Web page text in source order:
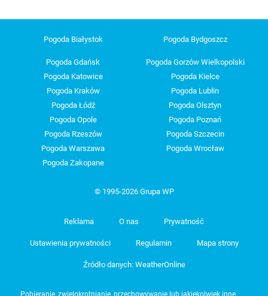
Pogoda Białystok Pogoda Bydgoszcz
Pogoda Gdańsk
Pogoda Gorzów Wielkopolski
Pogoda Katowice
Pogoda Kielce
Pogoda Kraków
Pogoda Lublin
Pogoda Łódź
Pogoda Olsztyn
Pogoda Opole
Pogoda Poznań
Pogoda Rzeszów
Pogoda Szczecin
Pogoda Warszawa
Pogoda Wrocław
Pogoda Zakopane
© 1995-2026 Grupa WP
Reklama O nas Prywatność
Ustawienia prywatności Regulamin Mapa strony
Źródło danych: WeatherOnline
Pobieranie, zwielokrotnianie, przechowywanie lub jakiekolwiek inne